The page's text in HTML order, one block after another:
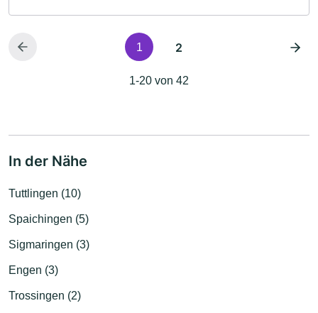
1 2
1-20 von 42
In der Nähe
Tuttlingen (10)
Spaichingen (5)
Sigmaringen (3)
Engen (3)
Trossingen (2)